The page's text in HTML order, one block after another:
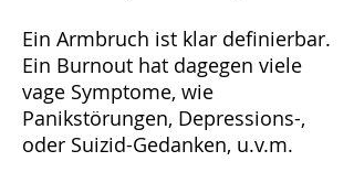
Ein Armbruch ist klar definierbar.
Ein Burnout hat dagegen viele
vage Symptome, wie
Panikstörungen, Depressions-,
oder Suizid-Gedanken, u.v.m.